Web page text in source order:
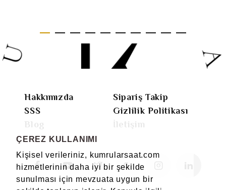
ÇEREZ KULLANIMI
Kişisel verileriniz, kumrularsaat.com
hizmetlerinin daha iyi bir şekilde
sunulması için mevzuata uygun bir
Hakkımızda
Sipariş Takip
SSS
Gizlilik Politikası